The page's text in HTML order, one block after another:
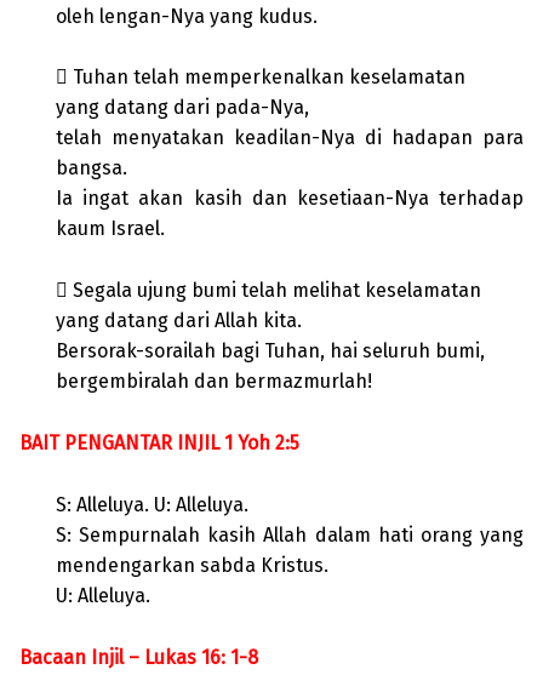
oleh lengan-Nya yang kudus.
 Tuhan telah memperkenalkan keselamatan
yang datang dari pada-Nya,
telah menyatakan keadilan-Nya di hadapan para
bangsa.
Ia ingat akan kasih dan kesetiaan-Nya terhadap
kaum Israel.
 Segala ujung bumi telah melihat keselamatan
yang datang dari Allah kita.
Bersorak-sorailah bagi Tuhan, hai seluruh bumi,
bergembiralah dan bermazmurlah!
BAIT PENGANTAR INJIL 1 Yoh 2:5
S: Alleluya. U: Alleluya.
S: Sempurnalah kasih Allah dalam hati orang yang
mendengarkan sabda Kristus.
U: Alleluya.
Bacaan Injil – Lukas 16: 1-8